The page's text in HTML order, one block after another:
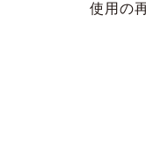
使用の